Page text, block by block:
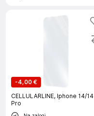
-4,00 €
CELLULARLINE, Iphone 14/14
Pro